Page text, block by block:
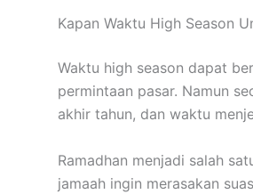
Kapan Waktu High Season
Waktu high season dapat
permintaan pasar. Namun
akhir tahun, dan waktu
Ramadhan menjadi salah
jamaah ingin merasakan